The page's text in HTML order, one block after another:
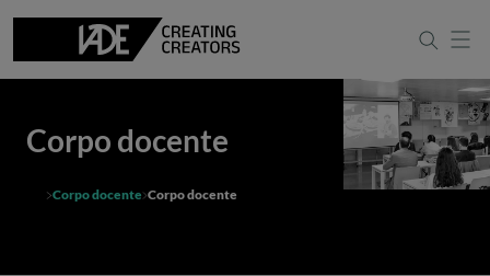
Corpo docente
Corpo docente Corpo docente